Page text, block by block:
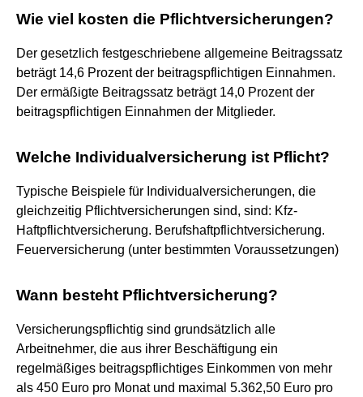
Wie viel kosten die Pflichtversicherungen?
Der gesetzlich festgeschriebene allgemeine Beitragssatz
beträgt 14,6 Prozent der beitragspflichtigen Einnahmen.
Der ermäßigte Beitragssatz beträgt 14,0 Prozent der
beitragspflichtigen Einnahmen der Mitglieder.
Welche Individualversicherung ist Pflicht?
Typische Beispiele für Individualversicherungen, die
gleichzeitig Pflichtversicherungen sind, sind: Kfz-
Haftpflichtversicherung. Berufshaftpflichtversicherung.
Feuerversicherung (unter bestimmten Voraussetzungen)
Wann besteht Pflichtversicherung?
Versicherungspflichtig sind grundsätzlich alle
Arbeitnehmer, die aus ihrer Beschäftigung ein
regelmäßiges beitragspflichtiges Einkommen von mehr
als 450 Euro pro Monat und maximal 5.362,50 Euro pro